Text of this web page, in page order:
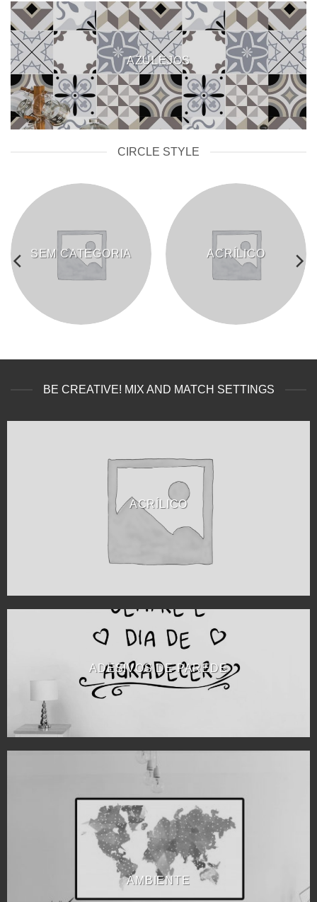
AZULEJOS
CIRCLE STYLE
SEM CATEGORIA ACRÍLICO
BE CREATIVE! MIX AND MATCH SETTINGS
ACRÍLICO
ADESIVOS DE PAREDE
AMBIENTE